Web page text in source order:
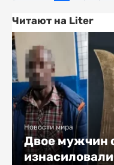
Читают на Liter
Новости мира
Двое мужчин